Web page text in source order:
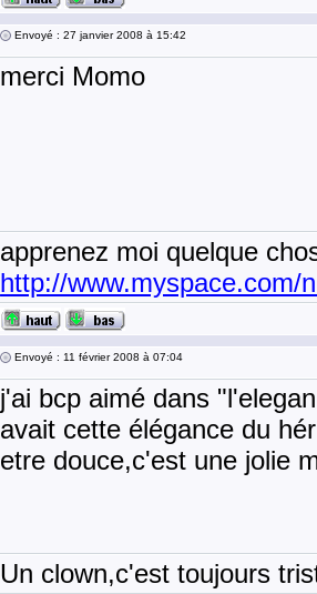
Envoyé : 27 janvier 2008 à 15:42
merci Momo
apprenez moi quelque
http://www.myspace.com/
Envoyé : 11 février 2008 à 07:04
j'ai bcp aimé dans
avait cette élégance du
etre douce,c'est une jolie
Un clown,c'est toujours